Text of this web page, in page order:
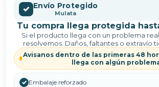
✓ Envío Protegido
Mulata
Tu compra llega protegida
Si el producto llega con un problema
resolvemos. Daños, faltantes o extravío
Avisanos dentro de las primeras 48
llega con algún
✓ Embalaje reforzado